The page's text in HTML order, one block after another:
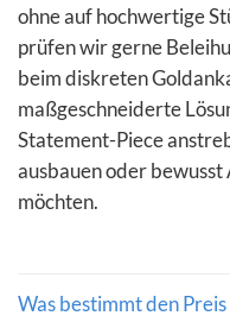
ohne auf hochwertige
prüfen wir gerne
beim diskreten
maßgeschneiderte
Statement-Piece
ausbauen oder
möchten.
Was bestimmt den Preis